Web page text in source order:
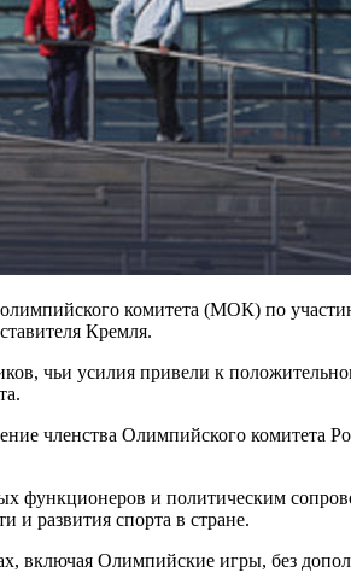
комитета (МОК) по
Кремля.
чьи усилия привели к
членства Олимпийского
функционеров и политическим
и развития спорта в стране.
включая Олимпийские игры, без